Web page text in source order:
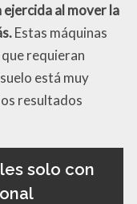
ejercida al mover la
Estas máquinas
requieran
está muy
resultados
solo con